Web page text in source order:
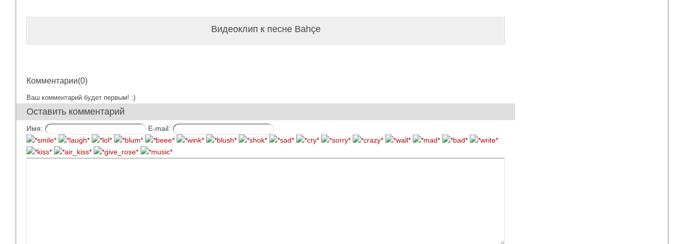
Видеоклип к песне Bahçe
Комментарии(0)
Ваш комментарий будет первым! :)
Оставить комментарий
Имя: E-mail: